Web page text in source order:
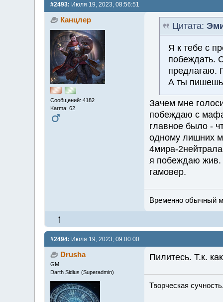
#2493: Июля 19, 2023, 08:56:51
Канцлер
Сообщений: 4182
Karma: 62
Цитата:
Я к тебе с
побеждать.
предлагаю.
А ты
Зачем мне
побеждаю с
главное было -
одному лишних
4мира-
я побеждаю жив.
гамовер.
Временно обычный
#2494: Июля 19, 2023, 09:00:00
Drusha
GM
Darth Sidius (Superadmin)
Пилитесь. Т.к.
Творческая